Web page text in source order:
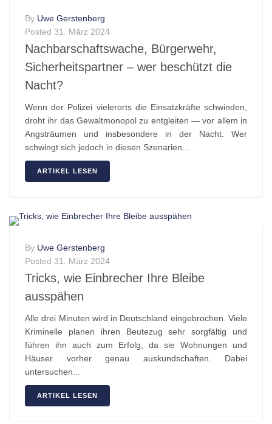
By Uwe Gerstenberg
Posted 31. März 2024
Nachbarschaftswache, Bürgerwehr,
Sicherheitspartner – wer beschützt die
Nacht?
Wenn der Polizei vielerorts die Einsatzkräfte schwinden,
droht ihr das Gewaltmonopol zu entgleiten — vor allem in
Angsträumen und insbesondere in der Nacht. Wer
schwingt sich jedoch in diesen Szenarien...
ARTIKEL LESEN
By Uwe Gerstenberg
Posted 31. März 2024
Tricks, wie Einbrecher Ihre Bleibe
ausspähen
Alle drei Minuten wird in Deutschland eingebrochen. Viele
Kriminelle planen ihren Beutezug sehr sorgfältig und
führen ihn auch zum Erfolg, da sie Wohnungen und
Häuser vorher genau auskundschaften. Dabei
untersuchen...
ARTIKEL LESEN